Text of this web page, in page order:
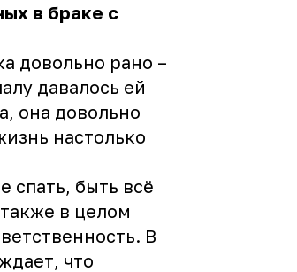
в браке с
довольно рано –
давалось ей
она довольно
настолько
спать, быть всё
в целом
В
что